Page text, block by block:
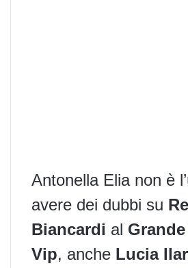
Antonella Elia non è
avere dei dubbi su
Biancardi al
Vip, anche Lucia